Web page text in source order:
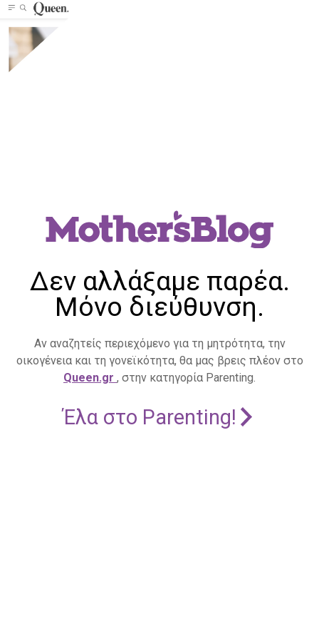
Δεν αλλάξαμε παρέα.
Μόνο διεύθυνση.
Αν αναζητείς περιεχόμενο για τη μητρότητα, την
οικογένεια και τη γονεϊκότητα, θα μας βρεις πλέον στο
Queen.gr , στην κατηγορία Parenting.
Έλα στο Parenting!